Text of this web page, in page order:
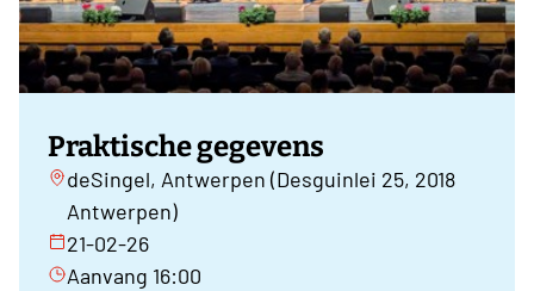
Praktische gegevens
deSingel, Antwerpen (Desguinlei 25, 2018
Antwerpen)
21-02-26
Aanvang 16:00